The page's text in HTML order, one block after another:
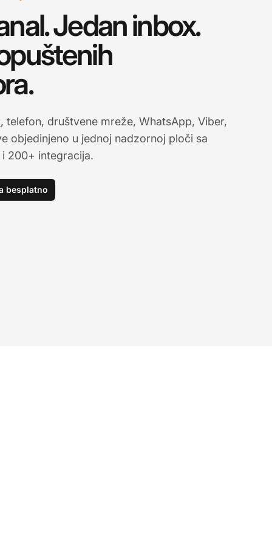
Jedan inbox.
, telefon, društvene mreže, WhatsApp, Viber,
objedinjeno u jednoj nadzornoj ploči sa
200+ integracija.
besplatno